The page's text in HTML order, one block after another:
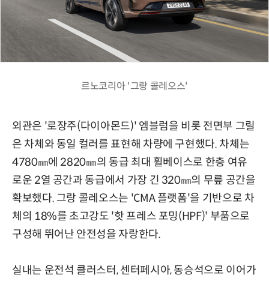
르노코리아 '그랑 콜레오스'
외관은 '로장주(다이아몬드)' 엠블럼을 비롯 전면부 그릴
은 차체와 동일 컬러를 표현해 차량에 구현했다. 차체는
4780㎜에 2820㎜의 동급 최대 휠베이스로 한층 여유
로운 2열 공간과 동급에서 가장 긴 320㎜의 무릎 공간을
확보했다. 그랑 콜레오스는 'CMA 플랫폼'을 기반으로 차
체의 18%를 초고강도 '핫 프레스 포밍(HPF)' 부품으로
구성해 뛰어난 안전성을 자랑한다.
실내는 운전석 클러스터, 센터페시아, 동승석으로 이어가